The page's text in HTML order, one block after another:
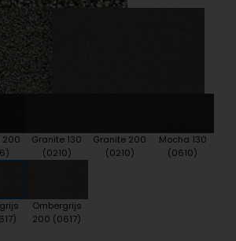
200
Granite 130
(0210)
Granite 200
(0210)
Mocha 130
(0610)
Ombergrijs
200 (0617)